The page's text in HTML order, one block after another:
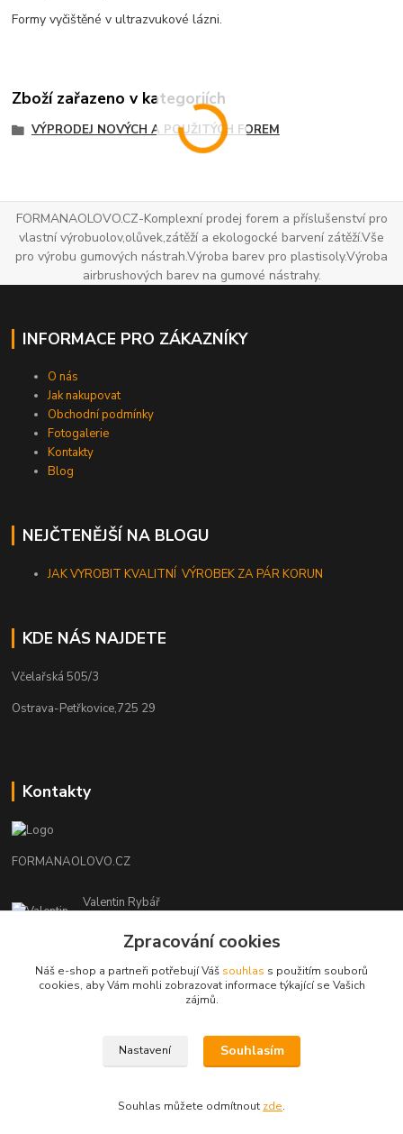
Formy vyčištěné v ultrazvukové lázni.
Zboží zařazeno v kategoriích
VÝPRODEJ NOVÝCH A POUŽITÝCH FOREM
FORMANAOLOVO.CZ-Komplexní prodej forem a příslušenství pro
vlastní výrobuolov,olůvek,zátěží a ekologocké barvení zátěží.Vše
pro výrobu gumových nástrah.Výroba barev pro plastisoly.Výroba
airbrushových barev na gumové nástrahy.
INFORMACE PRO ZÁKAZNÍKY
O nás
Jak nakupovat
Obchodní podmínky
Fotogalerie
Kontakty
Blog
NEJČTENĚJŠÍ NA BLOGU
JAK VYROBIT KVALITNÍ VÝROBEK ZA PÁR KORUN
KDE NÁS NAJDETE
Včelařská 505/3
Ostrava-Petřkovice,725 29
Kontakty
FORMANAOLOVO.CZ
Valentin Rybář
(Po-Pá, 7-12 15-22 hod.)
ryvafishing@gmail.com
FORMANAOLOVO.CZ-VŠECHNA PRÁVA VYHRAZENA
Zpracování cookies
Náš e-shop a partneři potřebují Váš souhlas s použitím souborů
cookies, aby Vám mohli zobrazovat informace týkající se Vašich
zájmů.
Nastavení Souhlasím
Souhlas můžete odmítnout zde.